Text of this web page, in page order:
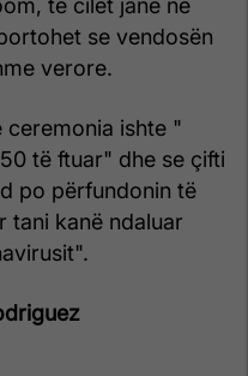
të cilët janë në
se vendosën
verore.
ceremonia ishte "
të ftuar" dhe se çifti
po përfundonin të
tani kanë ndaluar